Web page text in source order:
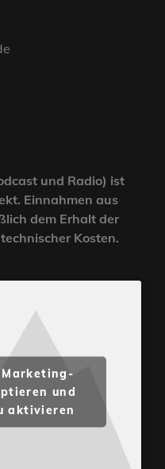
und Radio) ist
Einnahmen aus
dem Erhalt der
Kosten.
und
aktivieren